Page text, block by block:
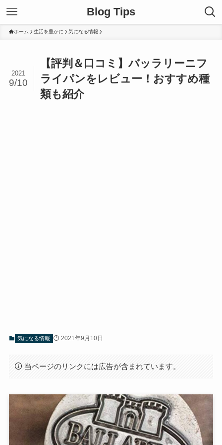
Blog Tips
ホーム 生活を豊かに 気になる情報
【評判＆口コミ】バッラリーニフ
ライパンをレビュー！おすすめ種
類も紹介
2021
9/10
気になる情報 2021年9月10日
当ページのリンクには広告が含まれています。